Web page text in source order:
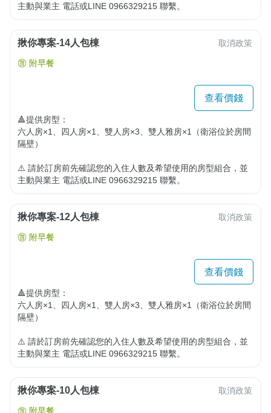
主動與業主 電話或LINE 0966329215 聯繫。
揪你專案-14人包棟 取消政策
附早餐
查看價錢
🔺提供房型：
六人房×1、四人房×1、雙人房×3、雙人雅房×1（衛浴位於房間
隔壁）
⚠️ 請於訂房前先確認您的入住人數及希望使用的房型組合，並
主動與業主 電話或LINE 0966329215 聯繫。
揪你專案-12人包棟 取消政策
附早餐
查看價錢
🔺提供房型：
六人房×1、四人房×1、雙人房×3、雙人雅房×1（衛浴位於房間
隔壁）
⚠️ 請於訂房前先確認您的入住人數及希望使用的房型組合，並
主動與業主 電話或LINE 0966329215 聯繫。
揪你專案-10人包棟 取消政策
附早餐